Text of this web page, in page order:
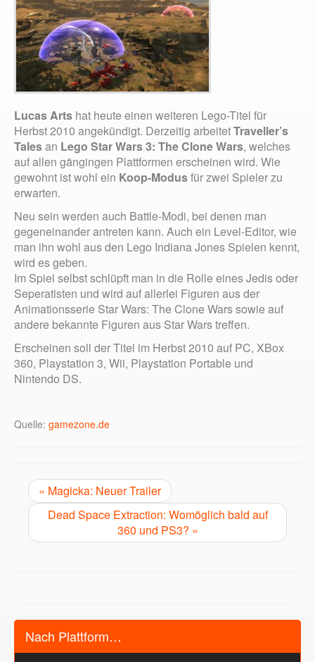
Lucas Arts hat heute einen weiteren Lego-Titel für
Herbst 2010 angekündigt. Derzeitig arbeitetTraveller’s
Talesan Lego Star Wars 3: The Clone Wars, welches
auf allen gängingen Plattformen erscheinen wird. Wie
gewohnt ist wohl ein Koop-Modusfür zwei Spieler zu
erwarten.
Neu sein werden auch Battle-Modi, bei denen man
gegeneinander antreten kann. Auch ein Level-Editor, wie
man ihn wohl aus den Lego Indiana Jones Spielen kennt,
wird es geben.
Im Spiel selbst schlüpft man in die Rolle eines Jedis oder
Seperatisten und wird auf allerlei Figuren aus der
Animationsserie Star Wars: The Clone Wars sowie auf
andere bekannte Figuren aus Star Wars treffen.
Erscheinen soll der Titel im Herbst 2010 auf PC, XBox
360, Playstation 3, Wii, Playstation Portable und
Nintendo DS.
Quelle: gamezone.de
« Magicka: Neuer Trailer
Dead Space Extraction: Womöglich bald auf
360 und PS3? »
Nach Plattform…